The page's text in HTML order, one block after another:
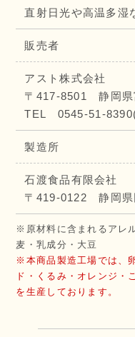
直射日光や高温多湿
販売者
アスト株式会社
〒417-8501 静岡県
TEL 0545-51-
製造所
石渡食品有限会社
〒419-0122 静岡県
※原材料に含まれるアレ
麦・乳成分・大豆
※本商品製造工場では、
ド・くるみ・オレンジ・
を生産しております。